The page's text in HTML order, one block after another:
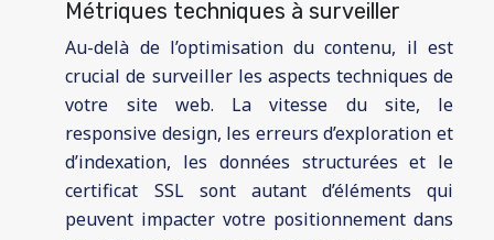
Métriques techniques à surveiller
Au-delà de l’optimisation du contenu, il est
crucial de surveiller les aspects techniques de
votre site web. La vitesse du site, le
responsive design, les erreurs d’exploration et
d’indexation, les données structurées et le
certificat SSL sont autant d’éléments qui
peuvent impacter votre positionnement dans